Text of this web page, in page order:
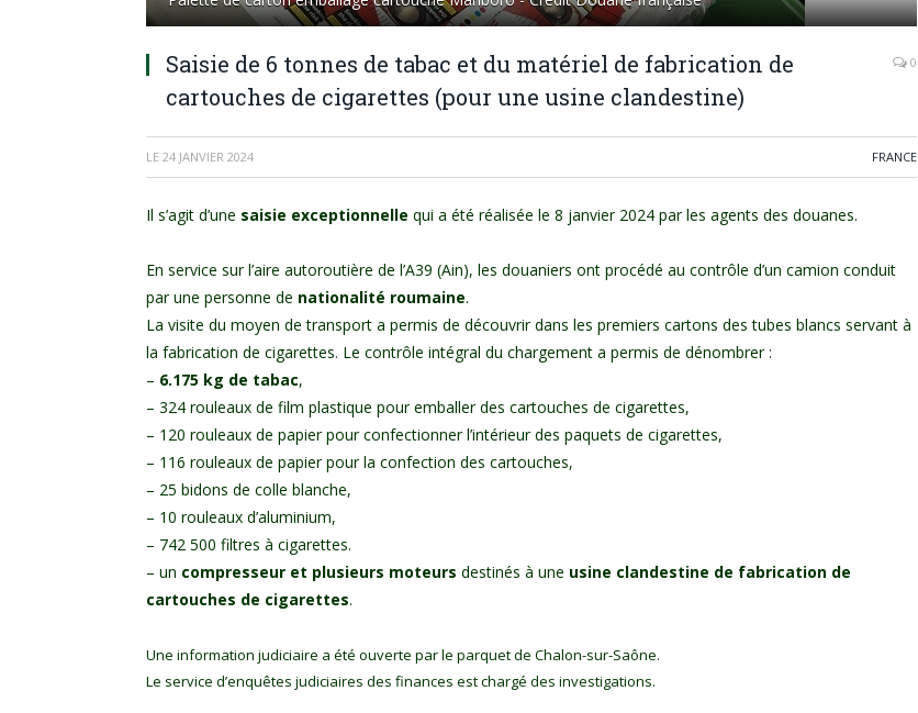
Saisie de 6 tonnes de tabac et du matériel de fabrication de
cartouches de cigarettes (pour une usine clandestine)
0
LE 24 JANVIER 2024 FRANCE
Il s’agit d’une saisie exceptionnelle qui a été réalisée le 8 janvier 2024 par les agents des douanes.
En service sur l’aire autoroutière de l’A39 (Ain), les douaniers ont procédé au contrôle d’un camion conduit
par une personne de nationalité roumaine.
La visite du moyen de transport a permis de découvrir dans les premiers cartons des tubes blancs servant à
la fabrication de cigarettes. Le contrôle intégral du chargement a permis de dénombrer :
– 6.175 kg de tabac,
– 324 rouleaux de film plastique pour emballer des cartouches de cigarettes,
– 120 rouleaux de papier pour confectionner l’intérieur des paquets de cigarettes,
– 116 rouleaux de papier pour la confection des cartouches,
– 25 bidons de colle blanche,
– 10 rouleaux d’aluminium,
– 742 500 filtres à cigarettes.
– un compresseur et plusieurs moteurs destinés à une usine clandestine de fabrication de
cartouches de cigarettes.
Une information judiciaire a été ouverte par le parquet de Chalon-sur-Saône.
Le service d’enquêtes judiciaires des finances est chargé des investigations.